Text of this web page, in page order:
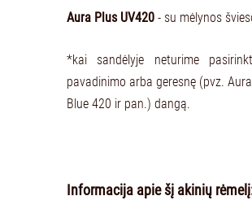
Aura Plus UV420 - su mėlynos
*kai sandėlyje neturime
pavadinimo arba geresnę (pvz.
Blue 420 ir pan.) dangą.
Informacija apie šį akinių